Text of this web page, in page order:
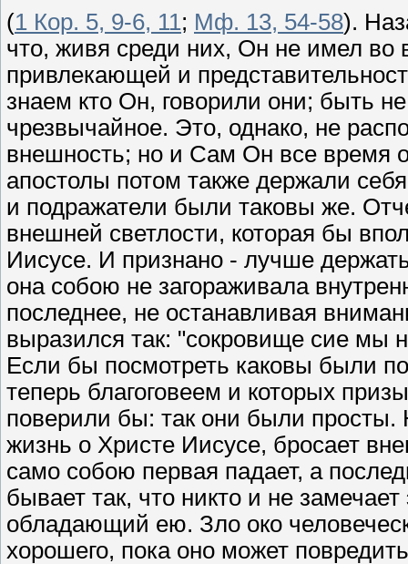
(1 Кор. 5, 9-6, 11; Мф. 13, 54-58).
что, живя среди них, Он не имел
привлекающей и
знаем кто Он, говорили они; быть
чрезвычайное. Это, однако, не
внешность; но и Сам Он все время
апостолы потом также держали
и подражатели были таковы же.
внешней светлости, которая бы
Иисусе. И признано - лучше
она собою не загораживала
последнее, не останавливая
выразился так: "сокровище сие мы
Если бы посмотреть каковы были
теперь благоговеем и которых
поверили бы: так они были просты.
жизнь о Христе Иисусе, бросает
само собою первая падает, а
бывает так, что никто и не
обладающий ею. Зло око
хорошего, пока оно может